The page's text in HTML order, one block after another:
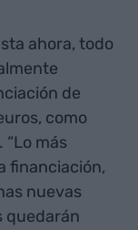
ahora, todo
de
como
más
financiación,
nuevas
quedarán